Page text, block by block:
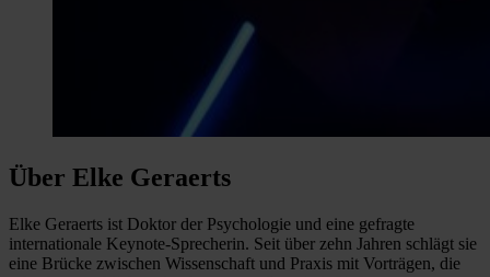
Über Elke Geraerts
Elke Geraerts ist Doktor der Psychologie und eine gefragte
internationale Keynote-Sprecherin. Seit über zehn Jahren schlägt sie
eine Brücke zwischen Wissenschaft und Praxis mit Vorträgen, die